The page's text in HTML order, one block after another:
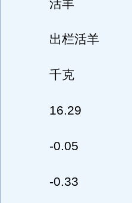
活羊
出栏活羊
千克
16.29
-0.05
-0.33